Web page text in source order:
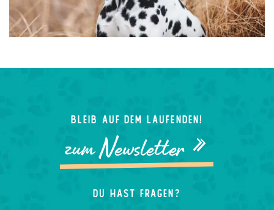
Bleib auf dem laufenden!
zum Newsletter »
Du hast Fragen?